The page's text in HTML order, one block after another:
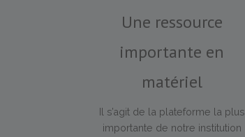
Une ressource
importante en
matériel
Il s’agit de la plateforme la plus
importante de notre institution